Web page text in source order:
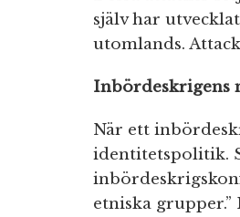
själv har
utomlands.
Inbördeskrigens
När ett
identitetspolitik.
etniska